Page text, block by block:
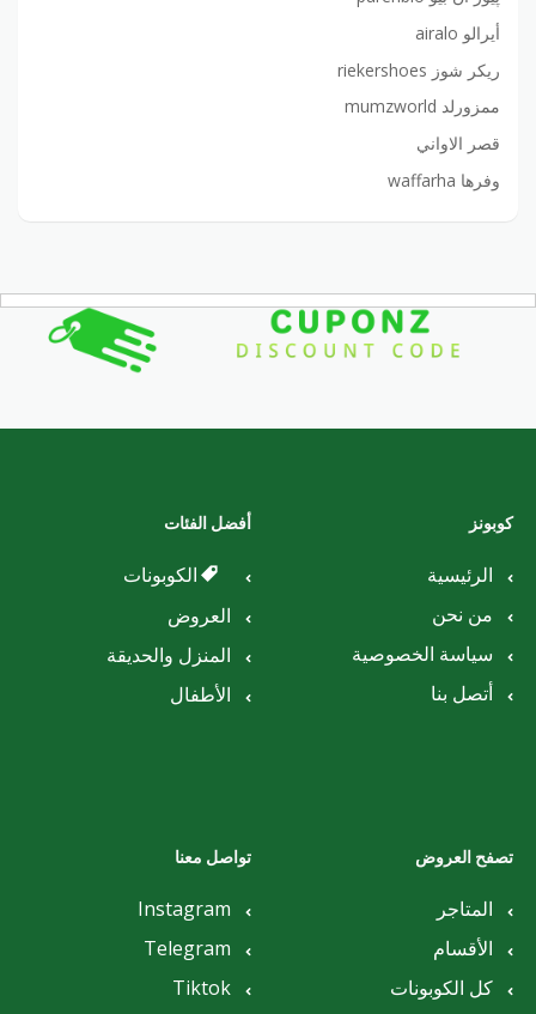
أيرالو airalo
ريكر شوز riekershoes
ممزورلد mumzworld
قصر الاواني
وفرها waffarha
كوبونز
الرئيسية
من نحن
سياسة الخصوصية
أتصل بنا
أفضل الفئات
الكوبونات
العروض
المنزل والحديقة
الأطفال
تصفح العروض
المتاجر
الأقسام
كل الكوبونات
تواصل معنا
Instagram
Telegram
Tiktok